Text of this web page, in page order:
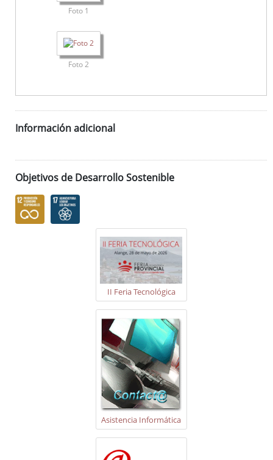
Foto 1
Foto 2
Información adicional
Objetivos de Desarrollo Sostenible
II Feria Tecnológica
Asistencia Informática